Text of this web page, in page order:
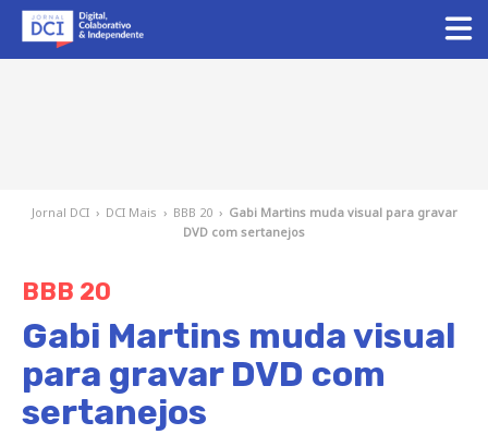
Jornal DCI › DCI Mais › BBB 20 › Gabi Martins muda visual para gravar
DVD com sertanejos
BBB 20
Gabi Martins muda visual
para gravar DVD com
sertanejos